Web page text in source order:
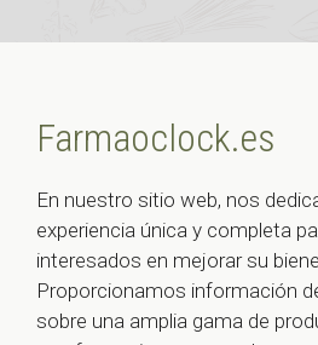
Farmaoclock.es
En nuestro sitio web, nos
experiencia única y completa
interesados en mejorar su
Proporcionamos información
sobre una amplia gama de